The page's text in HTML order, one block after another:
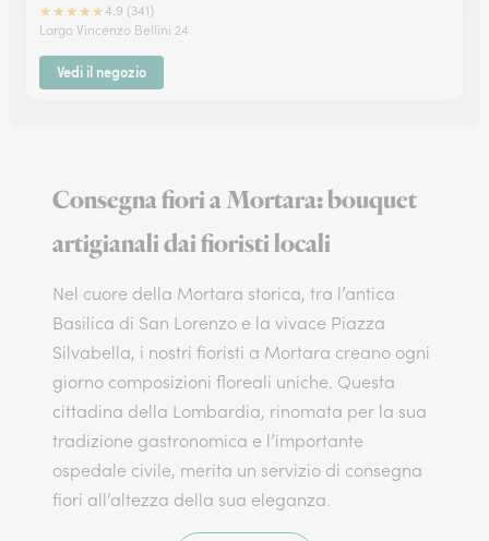
★★★★★4.9 (341)
Largo Vincenzo Bellini 24
Vedi il negozio
Consegna fiori a Mortara: bouquet
artigianali dai fioristi locali
Nel cuore della Mortara storica, tra l’antica
Basilica di San Lorenzo e la vivace Piazza
Silvabella, i nostri fioristi a Mortara creano ogni
giorno composizioni floreali uniche. Questa
cittadina della Lombardia, rinomata per la sua
tradizione gastronomica e l’importante
ospedale civile, merita un servizio di consegna
fiori all’altezza della sua eleganza.